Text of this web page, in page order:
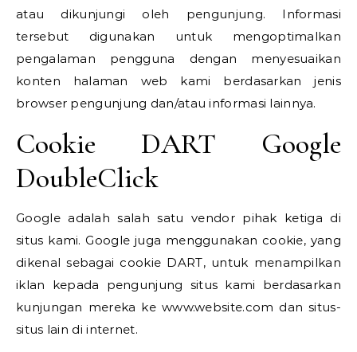
atau dikunjungi oleh pengunjung. Informasi
tersebut digunakan untuk mengoptimalkan
pengalaman pengguna dengan menyesuaikan
konten halaman web kami berdasarkan jenis
browser pengunjung dan/atau informasi lainnya.
Cookie DART Google
DoubleClick
Google adalah salah satu vendor pihak ketiga di
situs kami. Google juga menggunakan cookie, yang
dikenal sebagai cookie DART, untuk menampilkan
iklan kepada pengunjung situs kami berdasarkan
kunjungan mereka ke www.website.com dan situs-
situs lain di internet.